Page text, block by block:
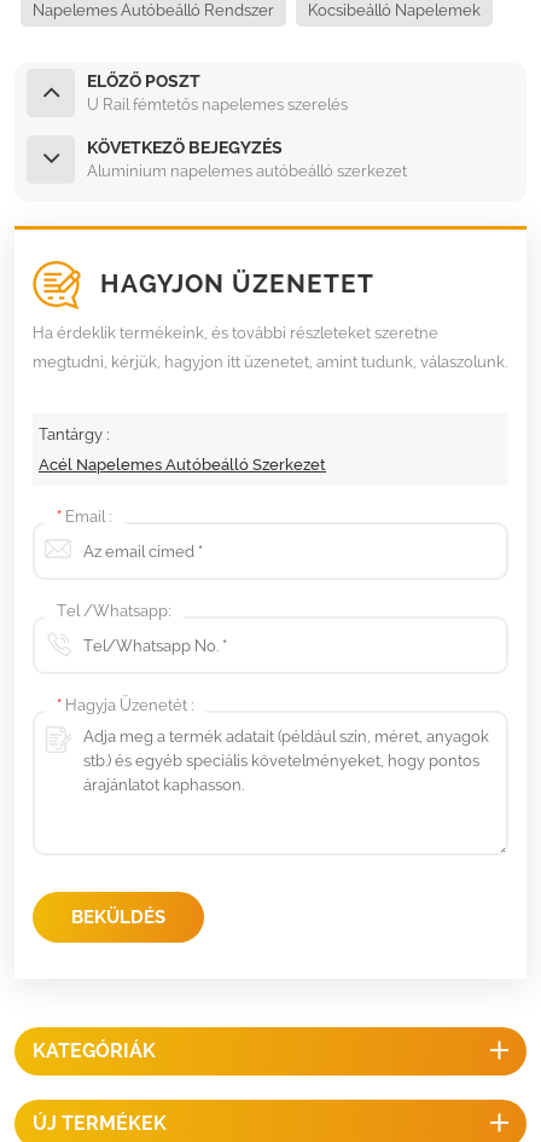
Napelemes Autóbeálló Rendszer Kocsibeálló Napelemek
ELŐZŐ POSZT
U Rail fémtetős napelemes szerelés
KÖVETKEZŐ BEJEGYZÉS
Alumínium napelemes autóbeálló szerkezet
HAGYJON ÜZENETET
Ha érdeklik termékeink, és további részleteket szeretne
megtudni, kérjük, hagyjon itt üzenetet, amint tudunk, válaszolunk.
Tantárgy :
Acél Napelemes Autóbeálló Szerkezet
* Email :
Tel /Whatsapp:
* Hagyja Üzenetét :
BEKÜLDÉS
KATEGÓRIÁK
ÚJ TERMÉKEK